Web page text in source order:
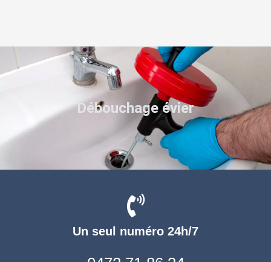
Un seul numéro 24h/7
Débouchage évier